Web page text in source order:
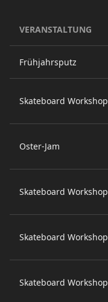
VERANSTALTUNG
Frühjahrsputz
Skateboard Workshop
Oster-Jam
Skateboard Workshop
Skateboard Workshop
Skateboard Workshop